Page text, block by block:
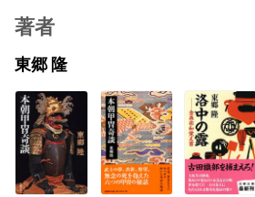
著者
東郷 隆